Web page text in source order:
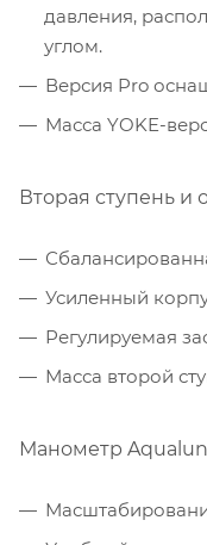
давления,
углом.
Версия Pro
Масса YOKE-
Вторая ступень и
Усиленный
Регулируемая
Масса второй
Манометр